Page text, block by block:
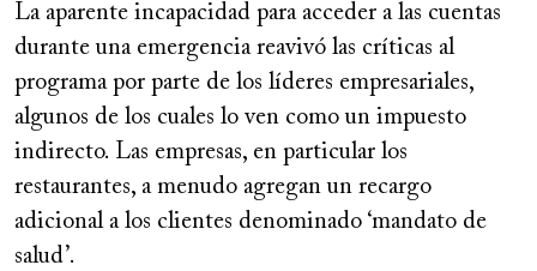
La aparente incapacidad para acceder a las cuentas
durante una emergencia reavivó las críticas al
programa por parte de los líderes empresariales,
algunos de los cuales lo ven como un impuesto
indirecto. Las empresas, en particular los
restaurantes, a menudo agregan un recargo
adicional a los clientes denominado ‘mandato de
salud’.